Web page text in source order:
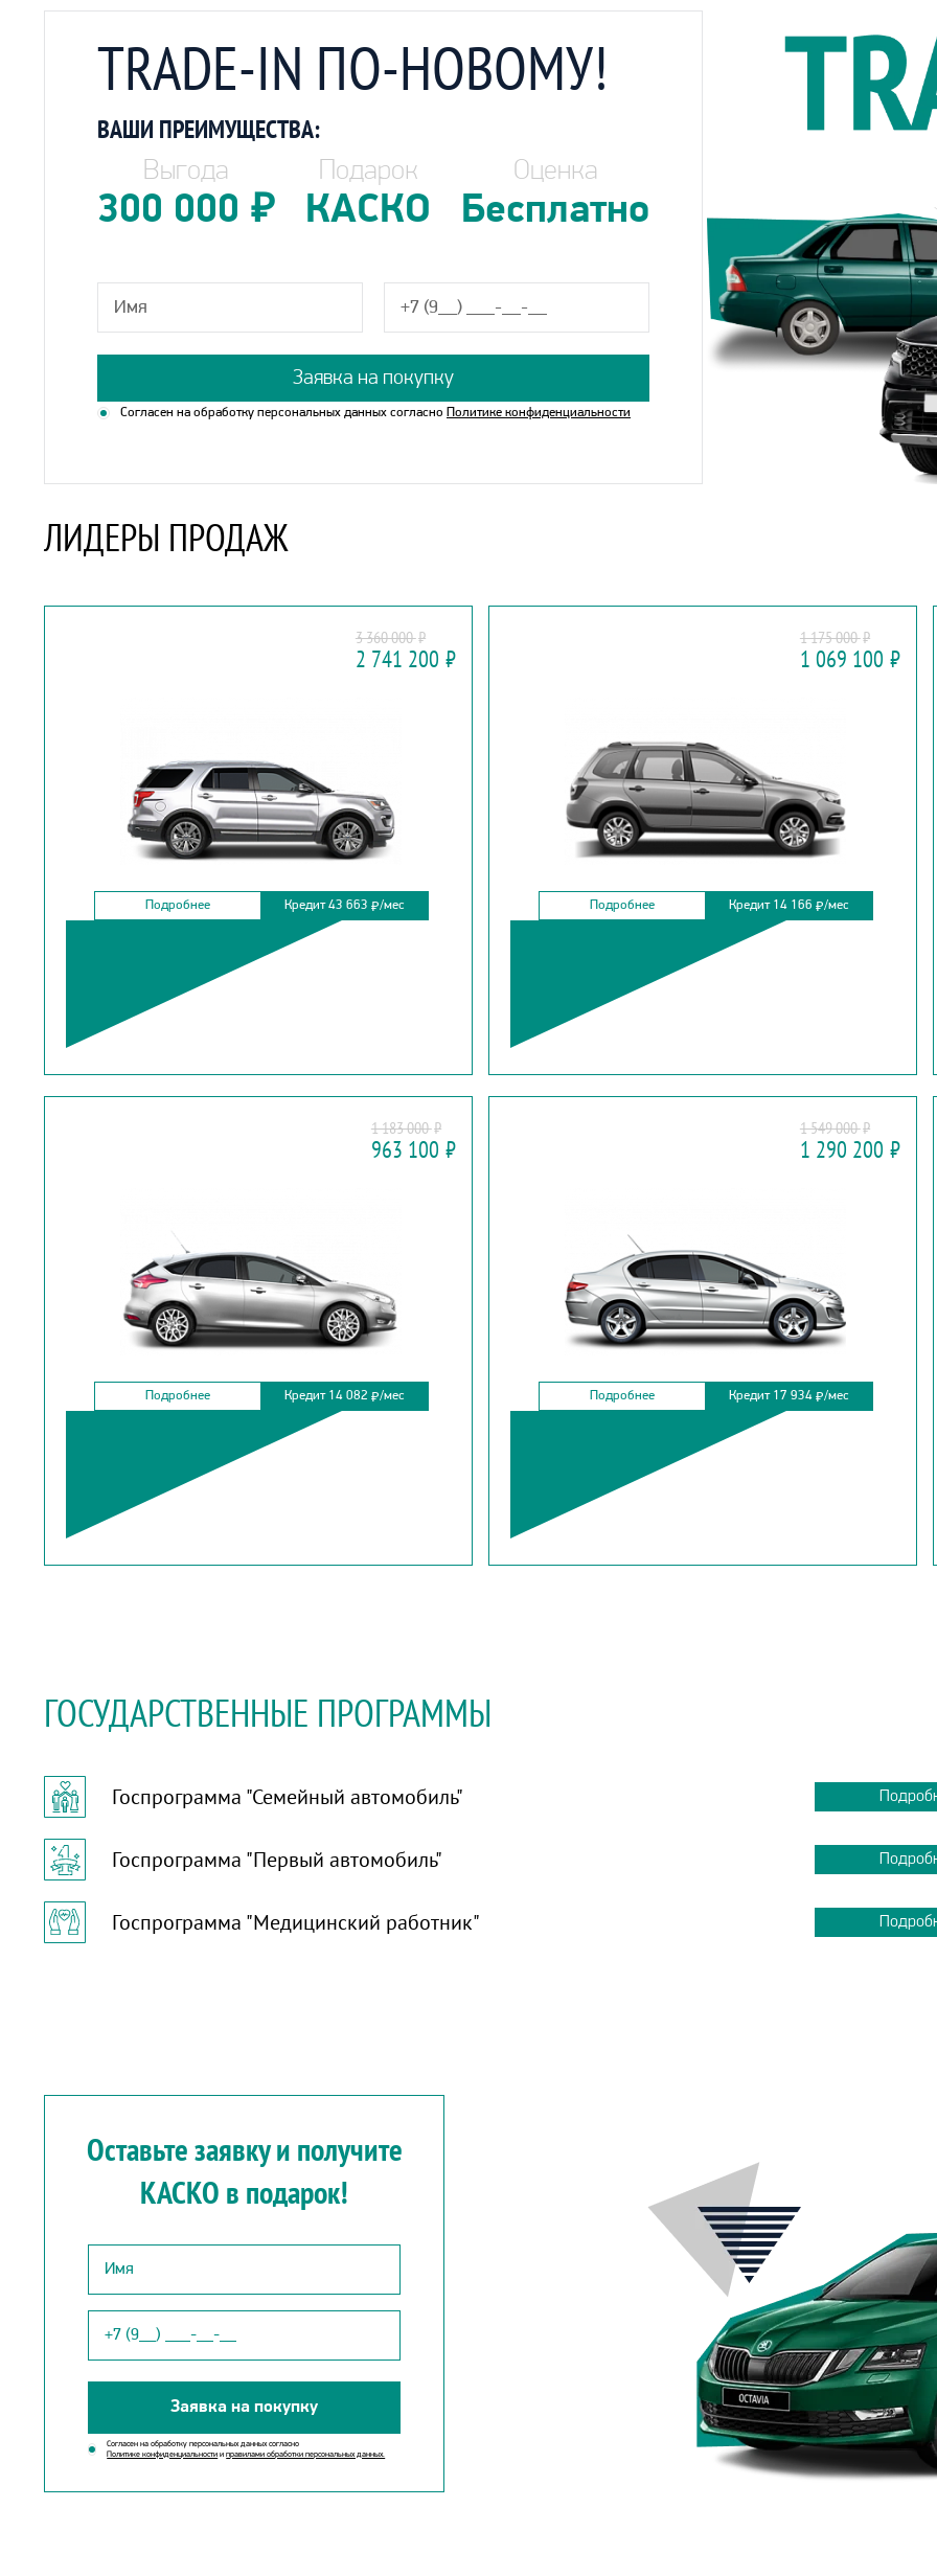
TRADE-IN ПО-НОВОМУ!
ВАШИ ПРЕИМУЩЕСТВА:
Выгода
300 000 ₽
Подарок
КАСКО
Оценка
Бесплатно
Заявка на покупку
Согласен на обработку персональных данных согласно Политике конфиденциальности
ЛИДЕРЫ ПРОДАЖ
3 360 000₽
2 741 200 ₽
Подробнее Кредит 43 663 ₽/мес
1 175 000₽
1 069 100 ₽
Подробнее Кредит 14 166 ₽/мес
1 183 000₽
963 100 ₽
Подробнее Кредит 14 082 ₽/мес
1 549 000₽
1 290 200 ₽
Подробнее Кредит 17 934 ₽/мес
ГОСУДАРСТВЕННЫЕ ПРОГРАММЫ
Госпрограмма "Семейный автомобиль"
Госпрограмма "Первый автомобиль"
Госпрограмма "Медицинский работник"
Оставьте заявку и получите
КАСКО в подарок!
Заявка на покупку
Согласен на обработку персональных данных согласно
Политике конфиденциальности иправилами обработки персональных данных.